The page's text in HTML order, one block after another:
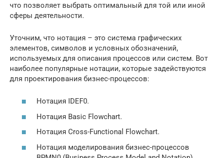
что позволяет выбрать оптимальный для той или иной
сферы деятельности.
Уточним, что нотация – это система графических
элементов, символов и условных обозначений,
используемых для описания процессов или систем. Вот
наиболее популярные нотации, которые задействуются
для проектирования бизнес-процессов:
Нотация IDEF0.
Нотация Basic Flowchart.
Нотация Cross-Functional Flowchart.
Нотация моделирования бизнес-процессов